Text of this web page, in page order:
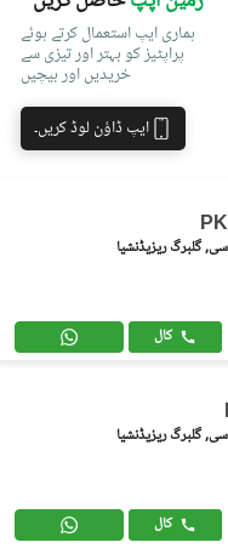
ہماری ایپ استعمال کرتے ہوئے
پراپٹیز کو بہتر اور تیزی سے
خریدیں اور بیچیں
ایپ ڈاؤن لوڈ کریں۔
گلبرگ ریزیڈنشیا
کال
گلبرگ ریزیڈنشیا
کال